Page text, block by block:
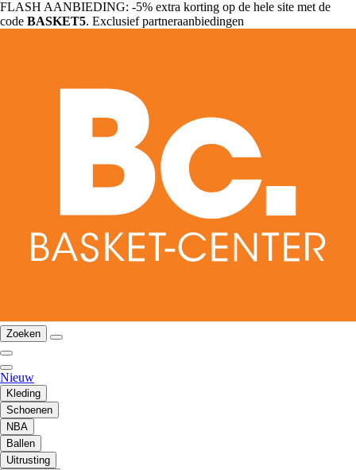
FLASH AANBIEDING: -5% extra korting op de hele site met de
code BASKET5. Exclusief partneraanbiedingen
Zoeken
Nieuw
Kleding
Schoenen
NBA
Ballen
Uitrusting